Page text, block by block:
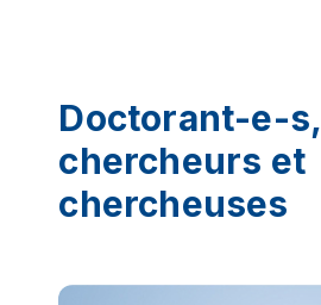
Doctorant-e-s,
chercheurs et
chercheuses